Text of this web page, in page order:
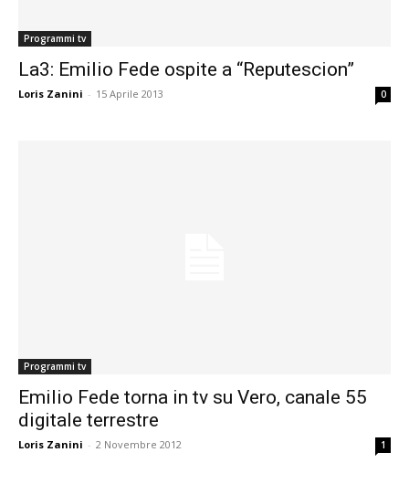
Programmi tv
La3: Emilio Fede ospite a “Reputescion”
Loris Zanini - 15 Aprile 2013 0
Programmi tv
Emilio Fede torna in tv su Vero, canale 55
digitale terrestre
Loris Zanini - 2 Novembre 2012 1